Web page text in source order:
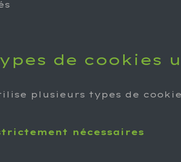
de cookies
plusieurs types de
nécessaires